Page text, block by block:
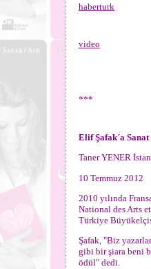
haberturk
video
***
Elif Şafak´a
Taner YENER
10 Temmuz 2012
2010 yılında
National des Arts
Türkiye
Şafak, "Biz
gibi bir şiara beni
ödül" dedi.